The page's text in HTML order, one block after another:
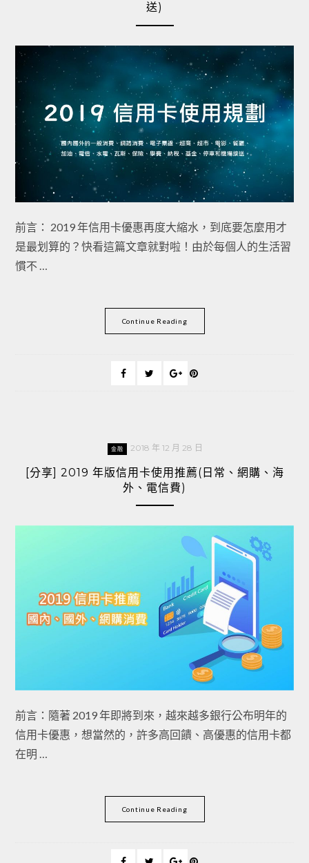
送)
前言： 2019 年信用卡優惠再度大縮水，到底要怎麼用才
是最划算的？快看這篇文章就對啦！由於每個人的生活習
慣不 …
Continue Reading
金融 2018 年 12 月 28 日
[分享] 2019 年版信用卡使用推薦(日常、網購、海
外、電信費)
前言：隨著 2019 年即將到來，越來越多銀行公布明年的
信用卡優惠，想當然的，許多高回饋、高優惠的信用卡都
在明 …
Continue Reading